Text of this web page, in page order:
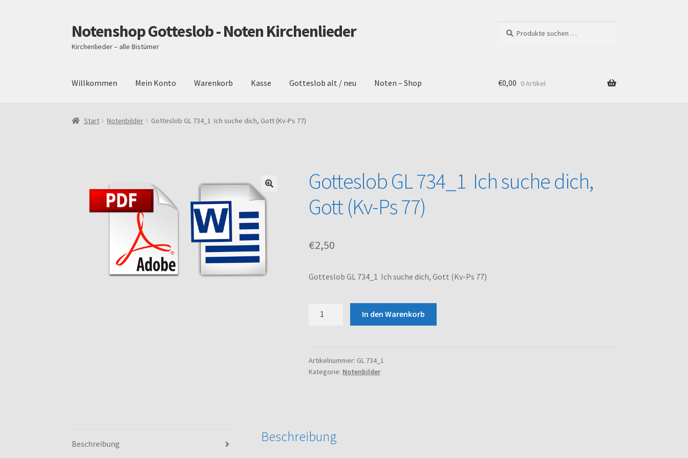
Zur
Navigation
springen
Zum
Inhalt
springen
Notenshop Gotteslob - Noten Kirchenlieder
Kirchenlieder – alle Bistümer
nach:
Willkommen Mein Konto Warenkorb Kasse Gotteslob alt / neu Noten – Shop
Start AGB Blog Cookie-Richtlinie (EU) Datenschutz Gotteslob alt / neu
€0,00 0 Artikel
Start Notenbilder Gotteslob GL 734_1 Ich suche dich, Gott (Kv-Ps 77)
Gotteslob GL 734_1 Ich suche dich,
Gott (Kv-Ps 77)
€2,50
Gotteslob GL 734_1 Ich suche dich, Gott (Kv-Ps 77)
suche
dich,
Menge
In den Warenkorb
Artikelnummer: GL 734_1
Kategorie: Notenbilder
Beschreibung Beschreibung